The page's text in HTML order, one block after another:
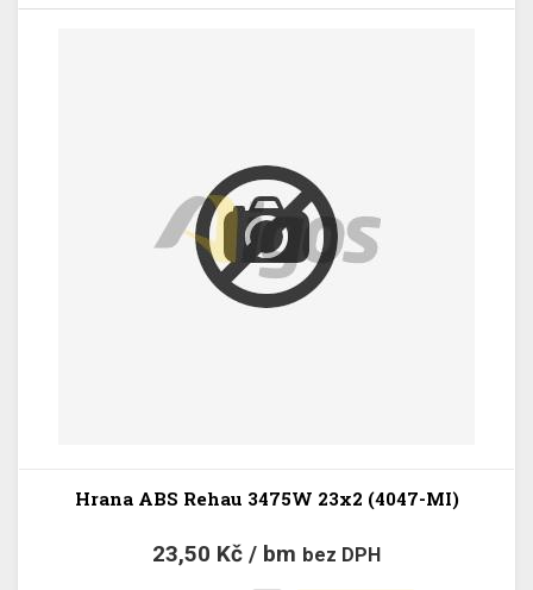
Hrana ABS Rehau 3475W 23x2 (4047-MI)
23,50 Kč / bm bez DPH